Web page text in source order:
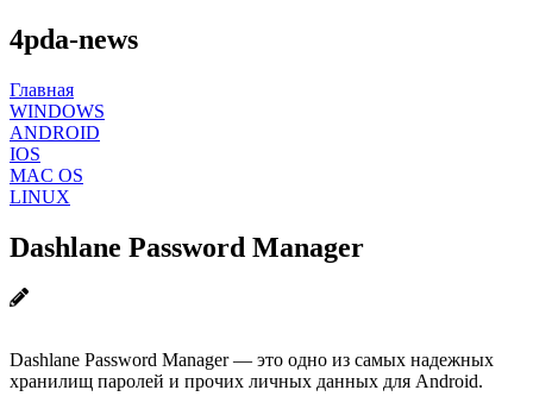
4pda-news
Главная
WINDOWS
ANDROID
IOS
MAC OS
LINUX
Dashlane Password Manager
Dashlane Password Manager — это одно из самых надежных
хранилищ паролей и прочих личных данных для Android.